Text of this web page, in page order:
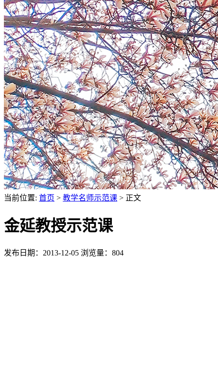
当前位置: 首页 > 教学名师示范课 > 正文
金延教授示范课
发布日期：2013-12-05 浏览量： 804